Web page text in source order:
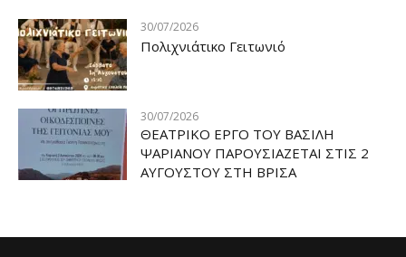
30/07/2026
Πολιχνιάτικο Γειτωνιό
30/07/2026
ΘΕΑΤΡΙΚΟ ΕΡΓΟ ΤΟΥ ΒΑΣΙΛΗ
ΨΑΡΙΑΝΟΥ ΠΑΡΟΥΣΙΑΖΕΤΑΙ ΣΤΙΣ 2
ΑΥΓΟΥΣΤΟΥ ΣΤΗ ΒΡΙΣΑ